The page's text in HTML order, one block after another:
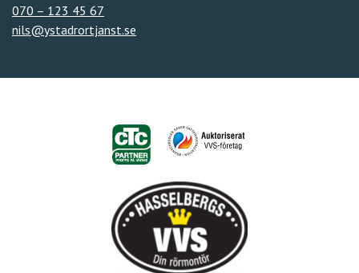
070 – 123 45 67
nils@ystadrortjanst.se